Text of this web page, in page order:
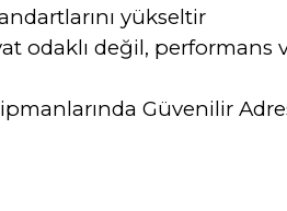
yükseltir
değil, performans ve
Güvenilir